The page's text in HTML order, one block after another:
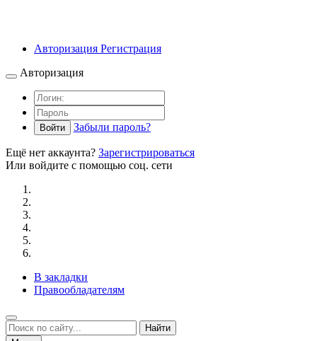
Авторизация Регистрация
Авторизация
Войти Забыли пароль?
Ещё нет аккаунта? Зарегистрироваться
Или войдите с помощью соц. сети
В закладки
Правообладателям
Найти